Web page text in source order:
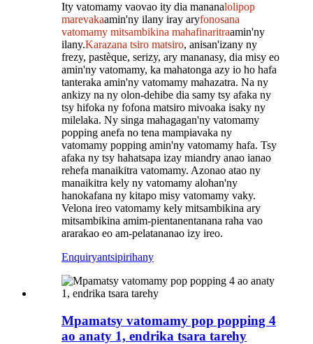
Ity vatomamy vaovao ity dia mananalolipop
marevakaamin'ny ilany iray aryfonosana
vatomamy mitsambikina mahafinaritraamin'ny
ilany.Karazana tsiro matsiro, anisan'izany ny
frezy, pastèque, serizy, ary mananasy, dia misy eo
amin'ny vatomamy, ka mahatonga azy io ho hafa
tanteraka amin'ny vatomamy mahazatra. Na ny
ankizy na ny olon-dehibe dia samy tsy afaka ny
tsy hifoka ny fofona matsiro mivoaka isaky ny
milelaka. Ny singa mahagagan'ny vatomamy
popping anefa no tena mampiavaka ny
vatomamy popping amin'ny vatomamy hafa. Tsy
afaka ny tsy hahatsapa izay miandry anao ianao
rehefa manaikitra vatomamy. Azonao atao ny
manaikitra kely ny vatomamy alohan'ny
hanokafana ny kitapo misy vatomamy vaky.
Velona ireo vatomamy kely mitsambikina ary
mitsambikina amim-pientanentanana raha vao
ararakao eo am-pelatananao izy ireo.
Enquiryantsipirihany
Mpamatsy vatomamy pop popping 4
ao anaty 1, endrika tsara tarehy